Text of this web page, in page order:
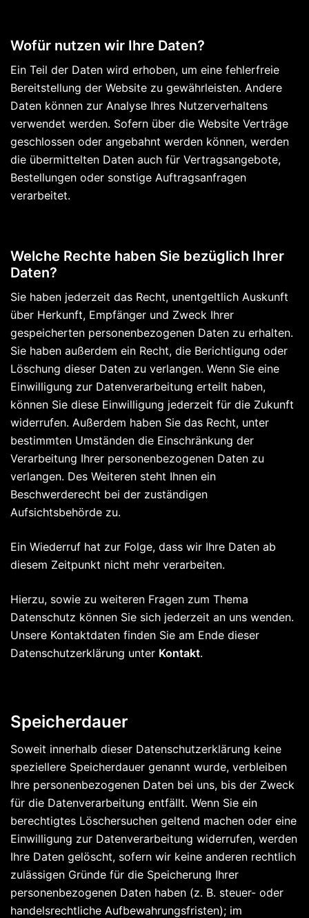
Wofür nutzen wir Ihre Daten?
Ein Teil der Daten wird erhoben, um eine fehlerfreie
Bereitstellung der Website zu gewährleisten. Andere
Daten können zur Analyse Ihres Nutzerverhaltens
verwendet werden. Sofern über die Website Verträge
geschlossen oder angebahnt werden können, werden
die übermittelten Daten auch für Vertragsangebote,
Bestellungen oder sonstige Auftragsanfragen
verarbeitet.
Welche Rechte haben Sie bezüglich Ihrer
Daten?
Sie haben jederzeit das Recht, unentgeltlich Auskunft
über Herkunft, Empfänger und Zweck Ihrer
gespeicherten personenbezogenen Daten zu erhalten.
Sie haben außerdem ein Recht, die Berichtigung oder
Löschung dieser Daten zu verlangen. Wenn Sie eine
Einwilligung zur Datenverarbeitung erteilt haben,
können Sie diese Einwilligung jederzeit für die Zukunft
widerrufen. Außerdem haben Sie das Recht, unter
bestimmten Umständen die Einschränkung der
Verarbeitung Ihrer personenbezogenen Daten zu
verlangen. Des Weiteren steht Ihnen ein
Beschwerderecht bei der zuständigen
Aufsichtsbehörde zu.
Ein Wiederruf hat zur Folge, dass wir Ihre Daten ab
diesem Zeitpunkt nicht mehr verarbeiten.
Hierzu, sowie zu weiteren Fragen zum Thema
Datenschutz können Sie sich jederzeit an uns wenden.
Unsere Kontaktdaten finden Sie am Ende dieser
Datenschutzerklärung unter Kontakt.
Speicherdauer
Soweit innerhalb dieser Datenschutzerklärung keine
speziellere Speicherdauer genannt wurde, verbleiben
Ihre personenbezogenen Daten bei uns, bis der Zweck
für die Datenverarbeitung entfällt. Wenn Sie ein
berechtigtes Löschersuchen geltend machen oder eine
Einwilligung zur Datenverarbeitung widerrufen, werden
Ihre Daten gelöscht, sofern wir keine anderen rechtlich
zulässigen Gründe für die Speicherung Ihrer
personenbezogenen Daten haben (z. B. steuer- oder
handelsrechtliche Aufbewahrungsfristen); im